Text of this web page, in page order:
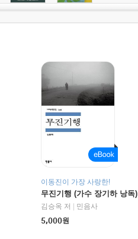
이동진이 가장 사랑한!
무진기행 (가수 장기하 낭독)
김승옥 저
민음사
5,000원